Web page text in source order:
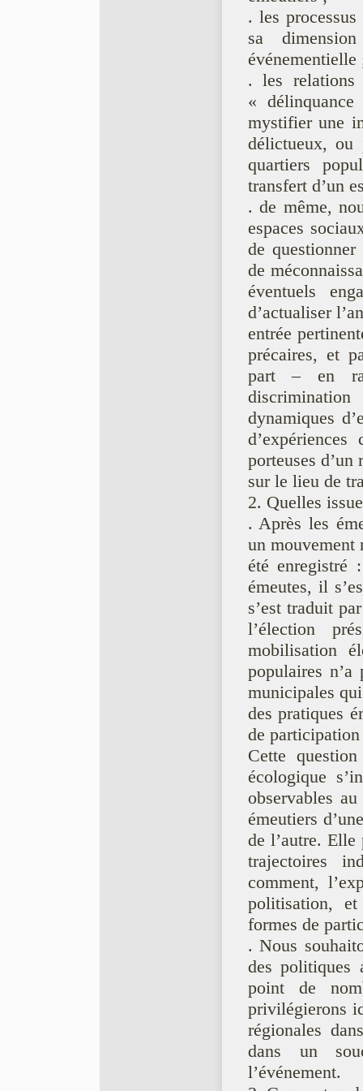
. les
sa
événementielle
. les
«
mystifier une
délictueux, ou
quartiers
transfert d’un
. de même,
espaces
de
de
éventuels
d’actualiser
entrée
précaires, et
part – en
dynamiques
porteuses
sur le lieu de
2. Quelles
. Après les
un mouvement
été enregistré
émeutes, il
s’est traduit
l’élection
mobilisation
populaires
municipales
des pratiques
de
Cette
écologique
observables
émeutiers
de l’autre. Elle
trajectoires
comment,
politisation,
formes de
. Nous
des politiques
point de
privilégierons
régionales
dans un
l’événement.